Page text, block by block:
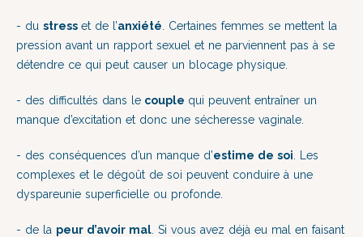
- du stress et de l’anxiété . Certaines femmes se mettent la
pression avant un rapport sexuel et ne parviennent pas à se
détendre ce qui peut causer un blocage physique.
- des difficultés dans le couple qui peuvent entraîner un
manque d’excitation et donc une sécheresse vaginale.
- des conséquences d’un manque d’estime de soi . Les
complexes et le dégoût de soi peuvent conduire à une
dyspareunie superficielle ou profonde.
- de la peur d’avoir mal . Si vous avez déjà eu mal en faisant